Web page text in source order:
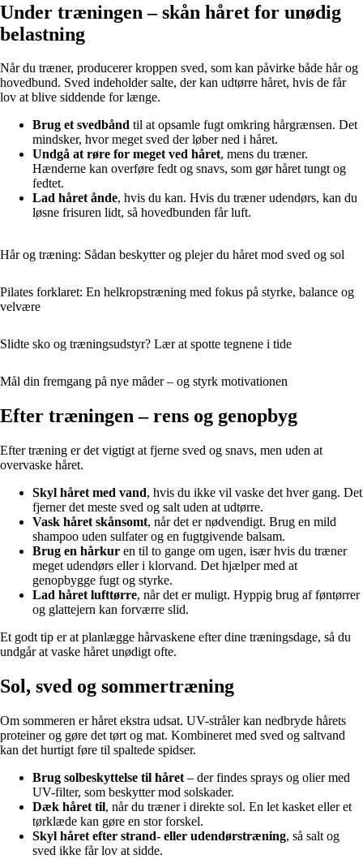
Under træningen – skån håret for unødig
belastning
Når du træner, producerer kroppen sved, som kan påvirke både hår og
hovedbund. Sved indeholder salte, der kan udtørre håret, hvis de får
lov at blive siddende for længe.
Brug et svedbånd til at opsamle fugt omkring hårgrænsen. Det
mindsker, hvor meget sved der løber ned i håret.
Undgå at røre for meget ved håret, mens du træner.
Hænderne kan overføre fedt og snavs, som gør håret tungt og
fedtet.
Lad håret ånde, hvis du kan. Hvis du træner udendørs, kan du
løsne frisuren lidt, så hovedbunden får luft.
Hår og træning: Sådan beskytter og plejer du håret mod sved og sol
Pilates forklaret: En helkropstræning med fokus på styrke, balance og
velvære
Slidte sko og træningsudstyr? Lær at spotte tegnene i tide
Mål din fremgang på nye måder – og styrk motivationen
Efter træningen – rens og genopbyg
Efter træning er det vigtigt at fjerne sved og snavs, men uden at
overvaske håret.
Skyl håret med vand, hvis du ikke vil vaske det hver gang. Det
fjerner det meste sved og salt uden at udtørre.
Vask håret skånsomt, når det er nødvendigt. Brug en mild
shampoo uden sulfater og en fugtgivende balsam.
Brug en hårkur en til to gange om ugen, især hvis du træner
meget udendørs eller i klorvand. Det hjælper med at
genopbygge fugt og styrke.
Lad håret lufttørre, når det er muligt. Hyppig brug af føntørrer
og glattejern kan forværre slid.
Et godt tip er at planlægge hårvaskene efter dine træningsdage, så du
undgår at vaske håret unødigt ofte.
Sol, sved og sommertræning
Om sommeren er håret ekstra udsat. UV-stråler kan nedbryde hårets
proteiner og gøre det tørt og mat. Kombineret med sved og saltvand
kan det hurtigt føre til spaltede spidser.
Brug solbeskyttelse til håret – der findes sprays og olier med
UV-filter, som beskytter mod solskader.
Dæk håret til, når du træner i direkte sol. En let kasket eller et
tørklæde kan gøre en stor forskel.
Skyl håret efter strand- eller udendørstræning, så salt og
sved ikke får lov at sidde.